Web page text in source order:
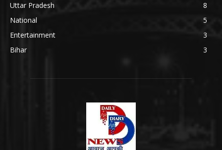
Uttar Pradesh
8
National
5
Entertainment
3
Bihar
3